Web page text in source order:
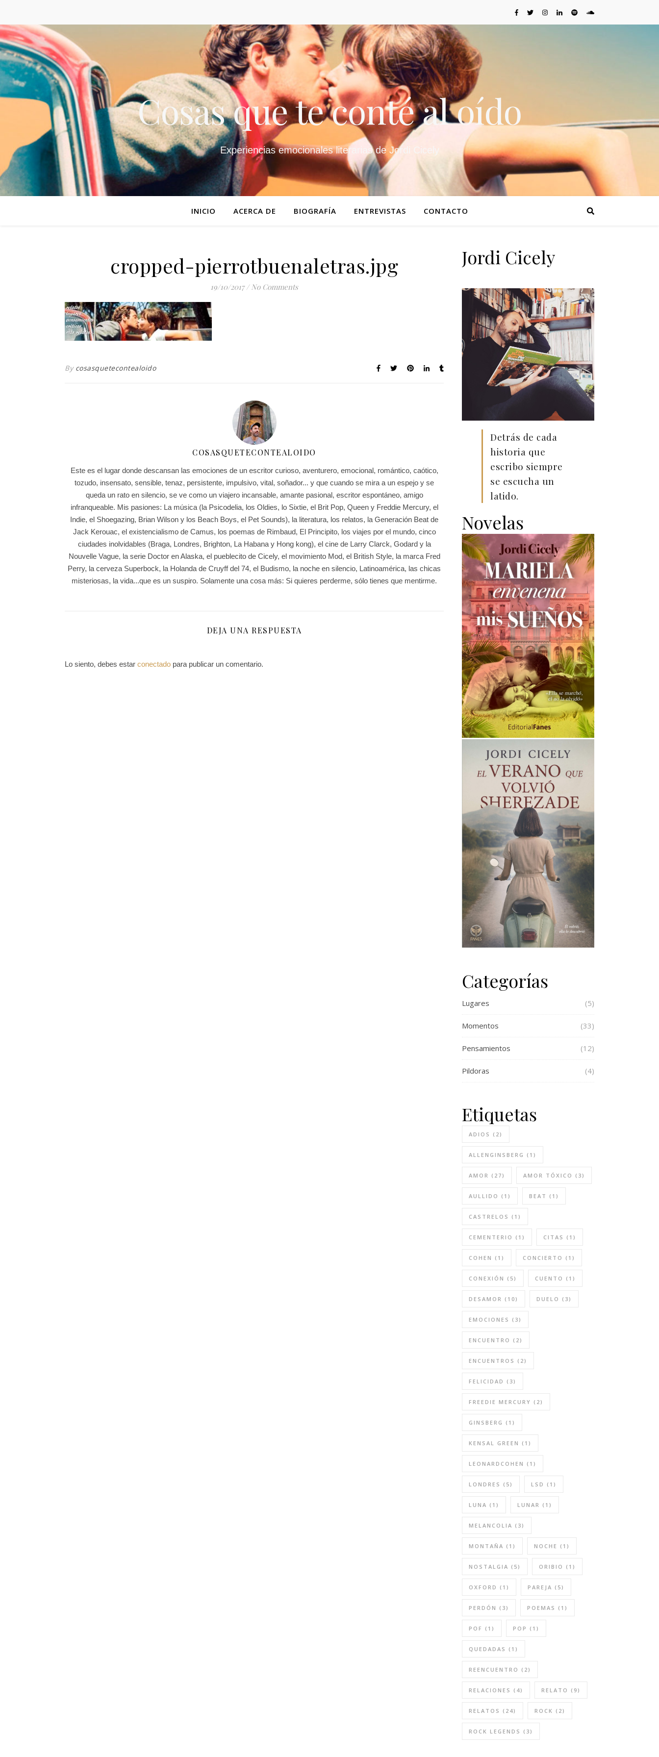
Cosas que te conté al oído
Experiencias emocionales literarias de Jordi Cicely
INICIO ACERCA DE BIOGRAFÍA ENTREVISTAS CONTACTO
cropped-pierrotbuenaletras.jpg
19/10/2017 / No Comments
By cosasquetecontealoido
COSASQUETECONTEALOIDO
Este es el lugar donde descansan las emociones de un escritor curioso, aventurero, emocional, romántico, caótico,
tozudo, insensato, sensible, tenaz, persistente, impulsivo, vital, soñador... y que cuando se mira a un espejo y se
queda un rato en silencio, se ve como un viajero incansable, amante pasional, escritor espontáneo, amigo
infranqueable. Mis pasiones: La música (la Psicodelia, los Oldies, lo Sixtie, el Brit Pop, Queen y Freddie Mercury, el
Indie, el Shoegazing, Brian Wilson y los Beach Boys, el Pet Sounds), la literatura, los relatos, la Generación Beat de
Jack Kerouac, el existencialismo de Camus, los poemas de Rimbaud, El Principito, los viajes por el mundo, cinco
ciudades inolvidables (Braga, Londres, Brighton, La Habana y Hong kong), el cine de Larry Clarck, Godard y la
Nouvelle Vague, la serie Doctor en Alaska, el pueblecito de Cicely, el movimiento Mod, el British Style, la marca Fred
Perry, la cerveza Superbock, la Holanda de Cruyff del 74, el Budismo, la noche en silencio, Latinoamérica, las chicas
misteriosas, la vida...que es un suspiro. Solamente una cosa más: Si quieres perderme, sólo tienes que mentirme.
DEJA UNA RESPUESTA
Lo siento, debes estar conectado para publicar un comentario.
Jordi Cicely
Detrás de cada
historia que
escribo siempre
se escucha un
latido.
Novelas
Categorías
Lugares (5)
Momentos (33)
Pensamientos (12)
Pildoras (4)
Etiquetas
ADIOS (2)
ALLENGINSBERG (1)
AMOR (27) AMOR TÓXICO (3)
AULLIDO (1) BEAT (1)
CASTRELOS (1)
CEMENTERIO (1) CITAS (1)
COHEN (1) CONCIERTO (1)
CONEXIÓN (5) CUENTO (1)
DESAMOR (10) DUELO (3)
EMOCIONES (3)
ENCUENTRO (2)
ENCUENTROS (2)
FELICIDAD (3)
FREEDIE MERCURY (2)
GINSBERG (1)
KENSAL GREEN (1)
LEONARDCOHEN (1)
LONDRES (5) LSD (1)
LUNA (1) LUNAR (1)
MELANCOLIA (3)
MONTAÑA (1) NOCHE (1)
NOSTALGIA (5) ORIBIO (1)
OXFORD (1) PAREJA (5)
PERDÓN (3) POEMAS (1)
POF (1) POP (1)
QUEDADAS (1)
REENCUENTRO (2)
RELACIONES (4) RELATO (9)
RELATOS (24) ROCK (2)
ROCK LEGENDS (3)